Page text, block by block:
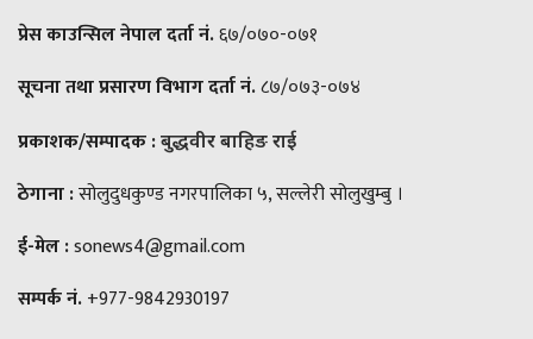
प्रेस काउन्सिल नेपाल दर्ता नं.६७/०७०-०७१
सूचना तथा प्रसारण विभाग दर्ता नं.८७/०७३-०७४
प्रकाशक/सम्पादक :बुद्धवीर बाहिङ राई
ठेगाना :सोलुदुधकुण्ड नगरपालिका ५, सल्लेरी सोलुखुम्बु ।
ई-मेल :sonews4@gmail.com
सम्पर्क नं.+977-9842930197